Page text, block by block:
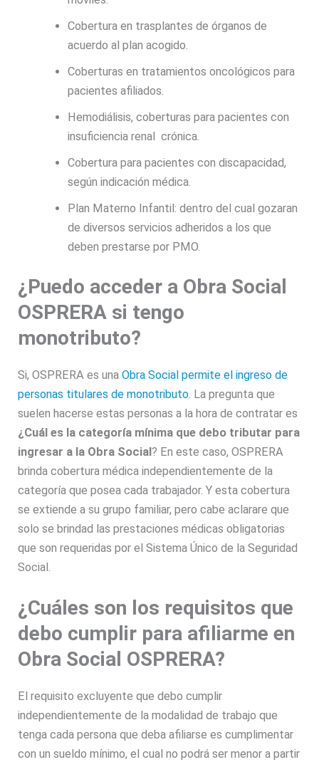
Cobertura en trasplantes de órganos de
acuerdo al plan acogido.
Coberturas en tratamientos oncológicos para
pacientes afiliados.
Hemodiálisis, coberturas para pacientes con
insuficiencia renal crónica.
Cobertura para pacientes con discapacidad,
según indicación médica.
Plan Materno Infantil: dentro del cual gozaran
de diversos servicios adheridos a los que
deben prestarse por PMO.
¿Puedo acceder a Obra Social
OSPRERA si tengo
monotributo?
Si, OSPRERA es unaObra Social permite el ingreso de
personas titulares de monotributo. La pregunta que
suelen hacerse estas personas a la hora de contratar es
¿Cuál es la categoría mínima que debo tributar para
ingresar a la Obra Social? En este caso, OSPRERA
brinda cobertura médica independientemente de la
categoría que posea cada trabajador. Y esta cobertura
se extiende a su grupo familiar, pero cabe aclarare que
solo se brindad las prestaciones médicas obligatorias
que son requeridas por el Sistema Único de la Seguridad
Social.
¿Cuáles son los requisitos que
debo cumplir para afiliarme en
Obra Social OSPRERA?
El requisito excluyente que debo cumplir
independientemente de la modalidad de trabajo que
tenga cada persona que deba afiliarse es cumplimentar
con un sueldo mínimo, el cual no podrá ser menor a partir